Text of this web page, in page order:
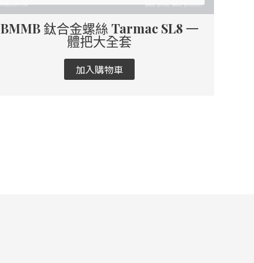
BMMB 鈦合金螺絲 Tarmac SL8 一
體把大全套
加入購物車